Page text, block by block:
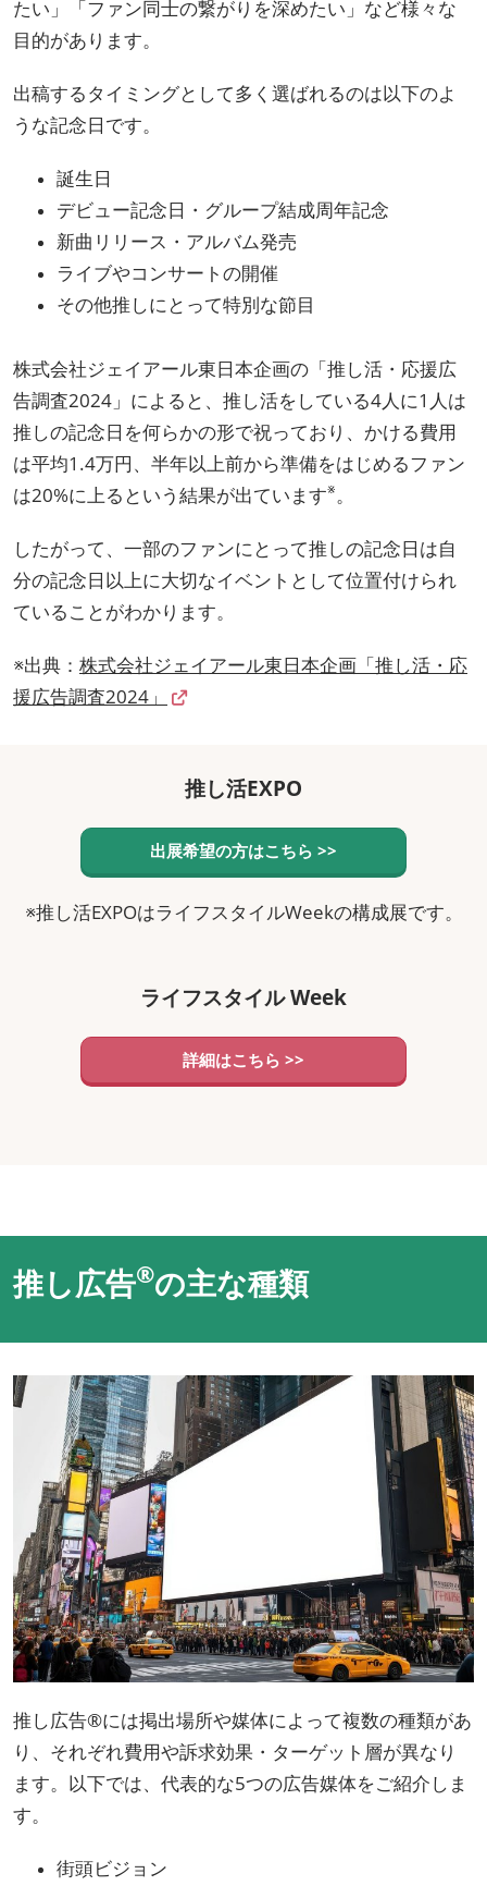
たい」「ファン同士の繋がりを深めたい」など様々な
目的があります。
出稿するタイミングとして多く選ばれるのは以下のよ
うな記念日です。
誕生日
デビュー記念日・グループ結成周年記念
新曲リリース・アルバム発売
ライブやコンサートの開催
その他推しにとって特別な節目
株式会社ジェイアール東日本企画の「推し活・応援広
告調査2024」によると、推し活をしている4人に1人は
推しの記念日を何らかの形で祝っており、かける費用
は平均1.4万円、半年以上前から準備をはじめるファン
は20%に上るという結果が出ています※。
したがって、一部のファンにとって推しの記念日は自
分の記念日以上に大切なイベントとして位置付けられ
ていることがわかります。
※出典： 株式会社ジェイアール東日本企画「推し活・応
援広告調査2024」
推し活EXPO
出展希望の方はこちら >>
※推し活EXPOはライフスタイルWeekの構成展です。
ライフスタイル Week
詳細はこちら >>
推し広告®の主な種類
推し広告®には掲出場所や媒体によって複数の種類があ
り、それぞれ費用や訴求効果・ターゲット層が異なり
ます。以下では、代表的な5つの広告媒体をご紹介しま
す。
街頭ビジョン